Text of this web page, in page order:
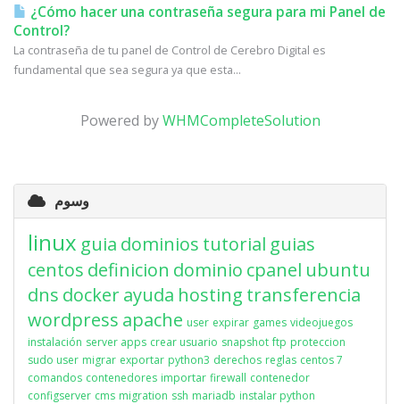
¿Cómo hacer una contraseña segura para mi Panel de
Control?
La contraseña de tu panel de Control de Cerebro Digital es
fundamental que sea segura ya que esta...
Powered byWHMCompleteSolution
وسوم
linux guia dominios tutorial guias
centos definicion dominio cpanel ubuntu
dns dockerayuda hosting transferencia
wordpress apache user expirar games videojuegos
instalación server apps crear usuario snapshot ftp proteccion
sudo user migrar exportar python3 derechos reglas centos 7
comandos contenedores importar firewall contenedor
configserver cms migration ssh mariadb instalar python